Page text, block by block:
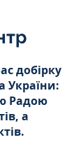
добірку
України:
Радою
а